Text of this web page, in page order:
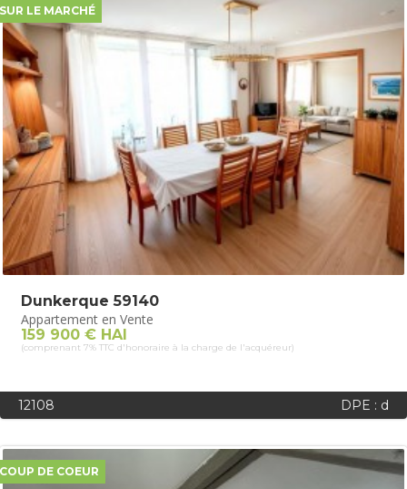
SUR LE MARCHÉ
Dunkerque 59140
Appartement en Vente
159 900 € HAI
(comprenant 7% TTC d'honoraire à la charge de l'acquéreur)
12108 DPE : d
COUP DE COEUR